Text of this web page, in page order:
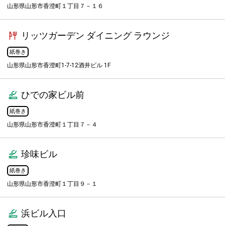
山形県山形市香澄町１丁目７－１６
リッツガーデン ダイニング ラウンジ
紙巻き
山形県山形市香澄町1-7-12酒井ビル 1F
ひでの家ビル前
紙巻き
山形県山形市香澄町１丁目７－４
珍味ビル
紙巻き
山形県山形市香澄町１丁目９－１
浜ビル入口